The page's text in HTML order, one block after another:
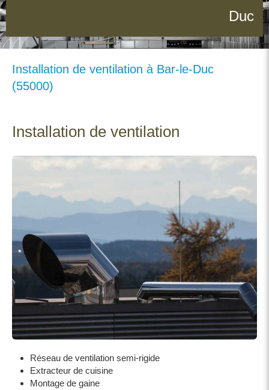
Duc
Installation de ventilation à Bar-le-Duc
(55000)
Installation de ventilation
Réseau de ventilation semi-rigide
Extracteur de cuisine
Montage de gaine